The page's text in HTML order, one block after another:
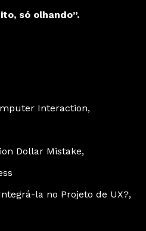
só olhando”.
Interaction,
Dollar Mistake,
la no Projeto de UX?,